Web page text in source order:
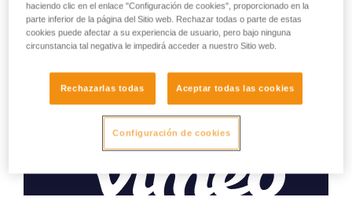
HOW TO Use our solutions for dropped tool
prevention
haciendo clic en el enlace "Configuración de cookies", proporcionado en la
parte inferior de la página del Sitio web. Rechazar todas o parte de estas
cookies puede afectar a su experiencia de usuario, pero bajo ninguna
circunstancia tal negativa le impedirá acceder a nuestro Sitio web.
Rechazarlas todas Aceptar todas las cookies
Configuración de cookies